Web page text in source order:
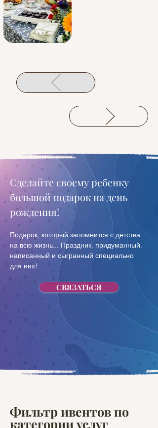
Сделайте своему ребенку
большой подарок на день
рождения!
Подарок, который запомнится с детства
на всю жизнь... Праздник, придуманный,
написанный и сыгранный специально
для них!
СВЯЗАТЬСЯ
Фильтр ивентов по
категории услуг